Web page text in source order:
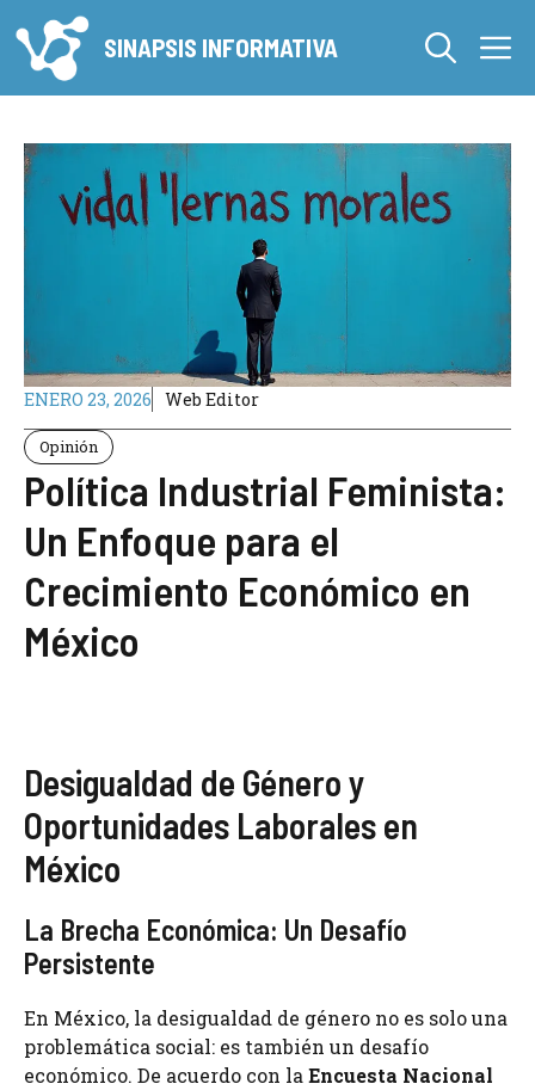
al
contenido
SINAPSIS INFORMATIVA
ENERO 23, 2026 Web Editor
Opinión
Política Industrial Feminista:
Un Enfoque para el
Crecimiento Económico en
México
Desigualdad de Género y
Oportunidades Laborales en
México
La Brecha Económica: Un Desafío
Persistente
En México, la desigualdad de género no es solo una
problemática social: es también un desafío
económico. De acuerdo con la Encuesta Nacional